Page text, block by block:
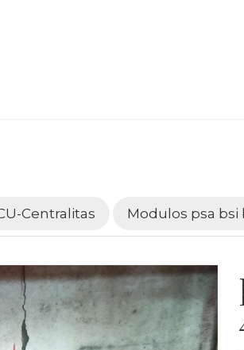
Centralitas Modulos psa bsi